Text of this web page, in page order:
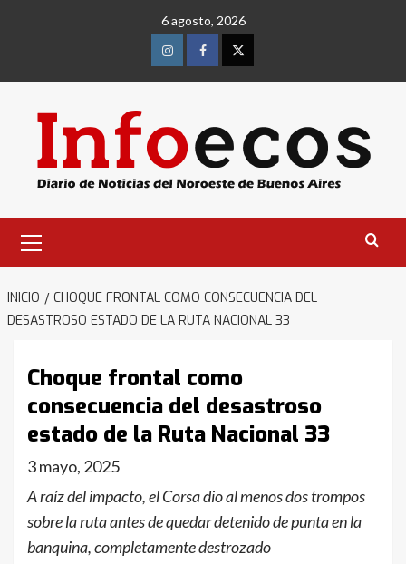
6 agosto, 2026
InstagramFacebookTwitter
primario
INICIO
CHOQUE FRONTAL COMO CONSECUENCIA DEL
DESASTROSO ESTADO DE LA RUTA NACIONAL 33
Choque frontal como
consecuencia del desastroso
estado de la Ruta Nacional 33
3 mayo, 2025
A raíz del impacto, el Corsa dio al menos dos trompos
sobre la ruta antes de quedar detenido de punta en la
banquina, completamente destrozado